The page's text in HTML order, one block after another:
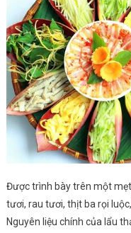
Được trình bày trên một
tươi, rau tươi, thịt ba rọi
Nguyên liệu chính của lẩu